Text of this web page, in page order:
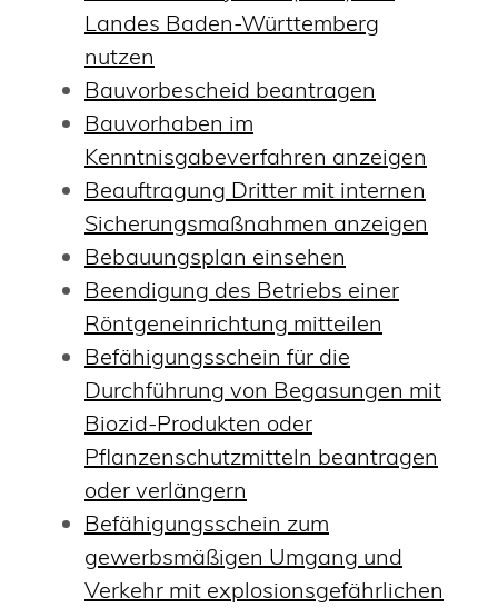
Landes Baden-Württemberg
nutzen
Bauvorbescheid beantragen
Bauvorhaben im
Kenntnisgabeverfahren anzeigen
Beauftragung Dritter mit internen
Sicherungsmaßnahmen anzeigen
Bebauungsplan einsehen
Beendigung des Betriebs einer
Röntgeneinrichtung mitteilen
Befähigungsschein für die
Durchführung von Begasungen mit
Biozid-Produkten oder
Pflanzenschutzmitteln beantragen
oder verlängern
Befähigungsschein zum
gewerbsmäßigen Umgang und
Verkehr mit explosionsgefährlichen